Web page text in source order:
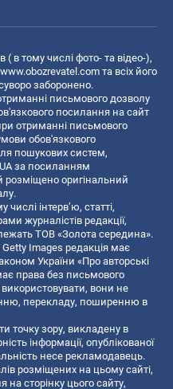
( в тому числі фото- та відео-),
та всіх його
заборонено.
письмового дозволу
посилання на сайт
отриманні письмового
обов'язкового
пошукових систем,
за посиланням
розміщено оригінальний
числі інтерв’ю, статті,
журналістів редакції,
ТОВ «Золота середина».
Getty Images редакція має
України «Про авторські
права без письмового
вони не
перекладу, поширенню в
точку зору, викладену в
інформації, опублікованої
несе рекламодавець.
розміщених на цьому сайті,
на сторінку цього сайту,